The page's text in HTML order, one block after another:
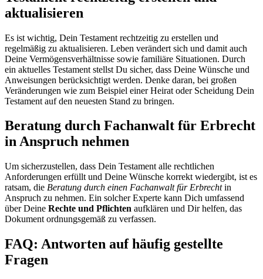
aktualisieren
Es ist wichtig, Dein Testament rechtzeitig zu erstellen und
regelmäßig zu aktualisieren. Leben verändert sich und damit auch
Deine Vermögensverhältnisse sowie familiäre Situationen. Durch
ein aktuelles Testament stellst Du sicher, dass Deine Wünsche und
Anweisungen berücksichtigt werden. Denke daran, bei großen
Veränderungen wie zum Beispiel einer Heirat oder Scheidung Dein
Testament auf den neuesten Stand zu bringen.
Beratung durch Fachanwalt für Erbrecht
in Anspruch nehmen
Um sicherzustellen, dass Dein Testament alle rechtlichen
Anforderungen erfüllt und Deine Wünsche korrekt wiedergibt, ist es
ratsam, die Beratung durch einen Fachanwalt für Erbrechtin
Anspruch zu nehmen. Ein solcher Experte kann Dich umfassend
über Deine Rechte und Pflichten aufklären und Dir helfen, das
Dokument ordnungsgemäß zu verfassen.
FAQ: Antworten auf häufig gestellte
Fragen